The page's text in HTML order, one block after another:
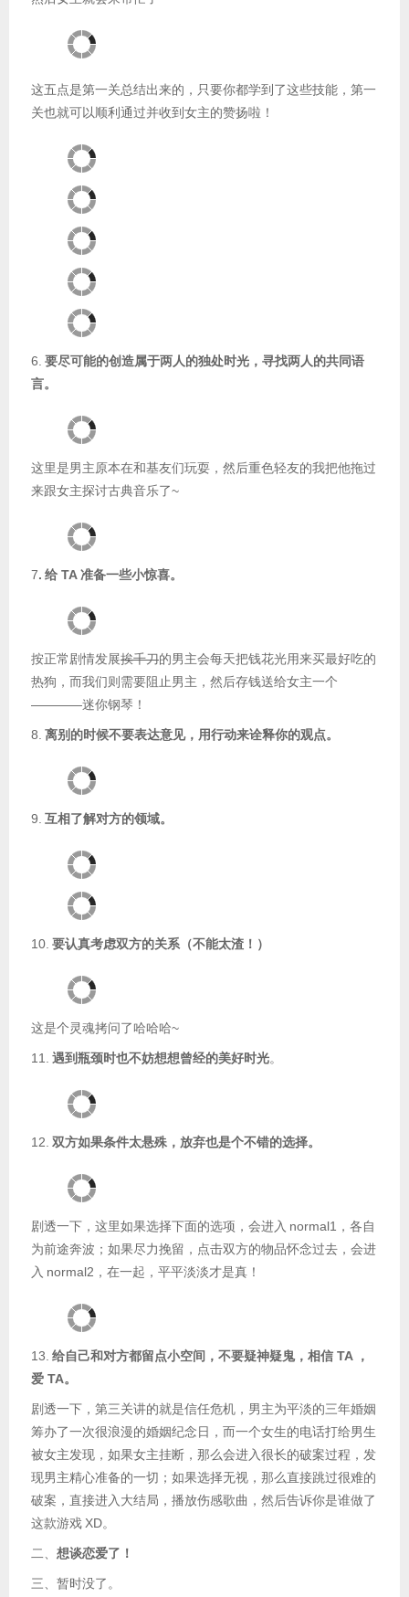
这五点是第一关总结出来的，只要你都学到了这些技能，第一
关也就可以顺利通过并收到女主的赞扬啦！
6. 要尽可能的创造属于两人的独处时光，寻找两人的共同语
言。
这里是男主原本在和基友们玩耍，然后重色轻友的我把他拖过
来跟女主探讨古典音乐了~
7. 给 TA 准备一些小惊喜。
按正常剧情发展挨千刀的男主会每天把钱花光用来买最好吃的
热狗，而我们则需要阻止男主，然后存钱送给女主一个
————迷你钢琴！
8. 离别的时候不要表达意见，用行动来诠释你的观点。
9. 互相了解对方的领域。
10. 要认真考虑双方的关系（不能太渣！）
这是个灵魂拷问了哈哈哈~
11. 遇到瓶颈时也不妨想想曾经的美好时光。
12. 双方如果条件太悬殊，放弃也是个不错的选择。
剧透一下，这里如果选择下面的选项，会进入 normal1，各自
为前途奔波；如果尽力挽留，点击双方的物品怀念过去，会进
入 normal2，在一起，平平淡淡才是真！
13. 给自己和对方都留点小空间，不要疑神疑鬼，相信 TA ，
爱 TA。
剧透一下，第三关讲的就是信任危机，男主为平淡的三年婚姻
筹办了一次很浪漫的婚姻纪念日，而一个女生的电话打给男生
被女主发现，如果女主挂断，那么会进入很长的破案过程，发
现男主精心准备的一切；如果选择无视，那么直接跳过很难的
破案，直接进入大结局，播放伤感歌曲，然后告诉你是谁做了
这款游戏 XD。
二、 想谈恋爱了！
三、暂时没了。